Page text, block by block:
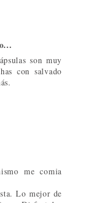
son muy
con salvado
me comia
Lo mejor de